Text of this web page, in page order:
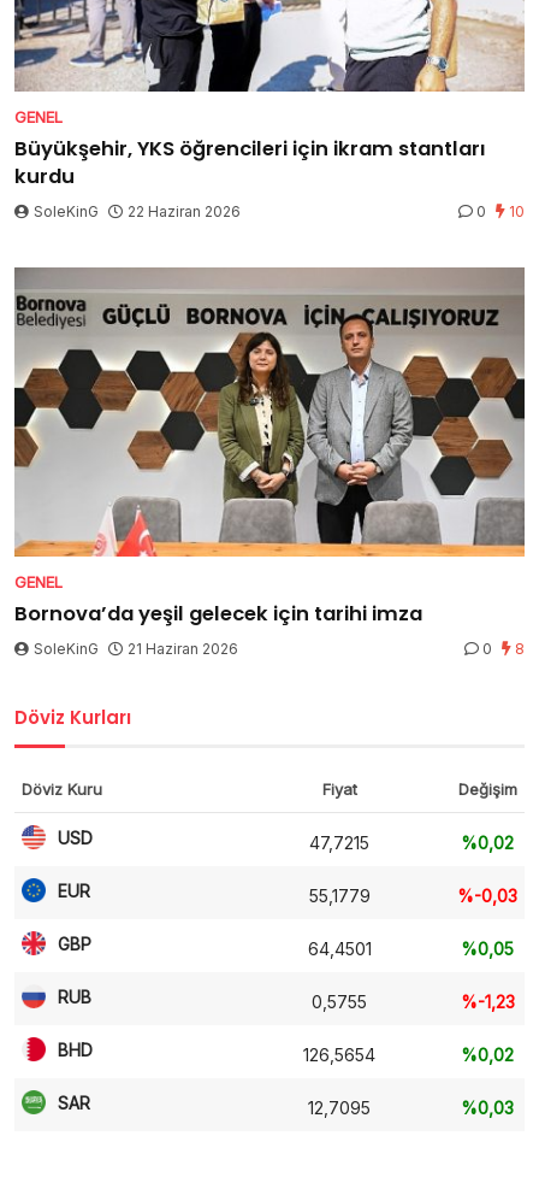
GENEL
Büyükşehir, YKS öğrencileri için ikram stantları
kurdu
SoleKinG 22 Haziran 2026 0 10
GENEL
Bornova’da yeşil gelecek için tarihi imza
SoleKinG 21 Haziran 2026 0 8
Döviz Kurları
Döviz Kuru Fiyat Değişim
USD 47,7215 %0,02
EUR 55,1779 %-0,03
GBP 64,4501 %0,05
RUB 0,5755 %-1,23
BHD 126,5654 %0,02
SAR 12,7095 %0,03